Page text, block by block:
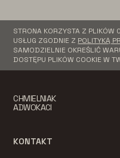
STRONA KORZYSTA Z PLIKÓW
USŁUG ZGODNIE Z POLITYKĄ
SAMODZIELNIE OKREŚLIĆ
DOSTĘPU PLIKÓW COOKIE W
CHMIELNIAK
ADWOKACI
KONTAKT